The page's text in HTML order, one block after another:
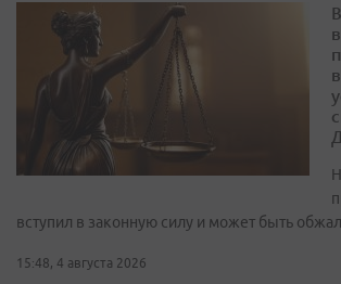
вступил в законную силу и может быть
15:48, 4 августа 2026